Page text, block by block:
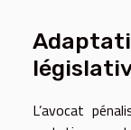
L’avocat